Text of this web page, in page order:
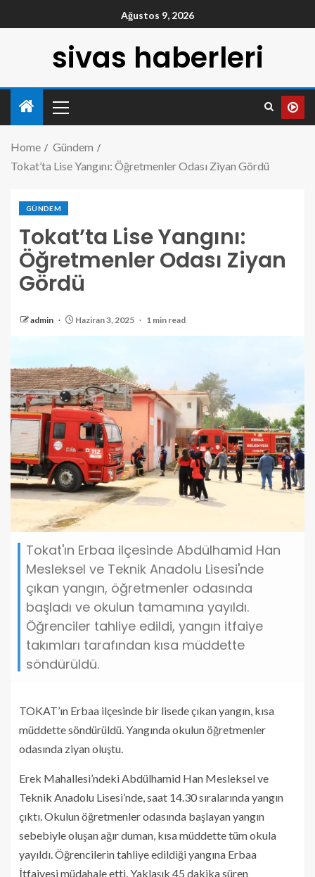
Ağustos 9, 2026
sivas haberleri
Home
Gündem
Tokat’ta Lise Yangını: Öğretmenler Odası Ziyan Gördü
GÜNDEM
Tokat’ta Lise Yangını:
Öğretmenler Odası Ziyan
Gördü
admin Haziran 3, 2025 1 min read
Tokat'ın Erbaa ilçesinde Abdülhamid Han
Mesleksel ve Teknik Anadolu Lisesi'nde
çıkan yangın, öğretmenler odasında
başladı ve okulun tamamına yayıldı.
Öğrenciler tahliye edildi, yangın itfaiye
takımları tarafından kısa müddette
söndürüldü.
TOKAT’ın Erbaa ilçesinde bir lisede çıkan yangın, kısa
müddette söndürüldü. Yangında okulun öğretmenler
odasında ziyan oluştu.
Erek Mahallesi’ndeki Abdülhamid Han Mesleksel ve
Teknik Anadolu Lisesi’nde, saat 14.30 sıralarında yangın
çıktı. Okulun öğretmenler odasında başlayan yangın
sebebiyle oluşan ağır duman, kısa müddette tüm okula
yayıldı. Öğrencilerin tahliye edildiği yangına Erbaa
İtfaiyesi müdahale etti. Yaklaşık 45 dakika süren